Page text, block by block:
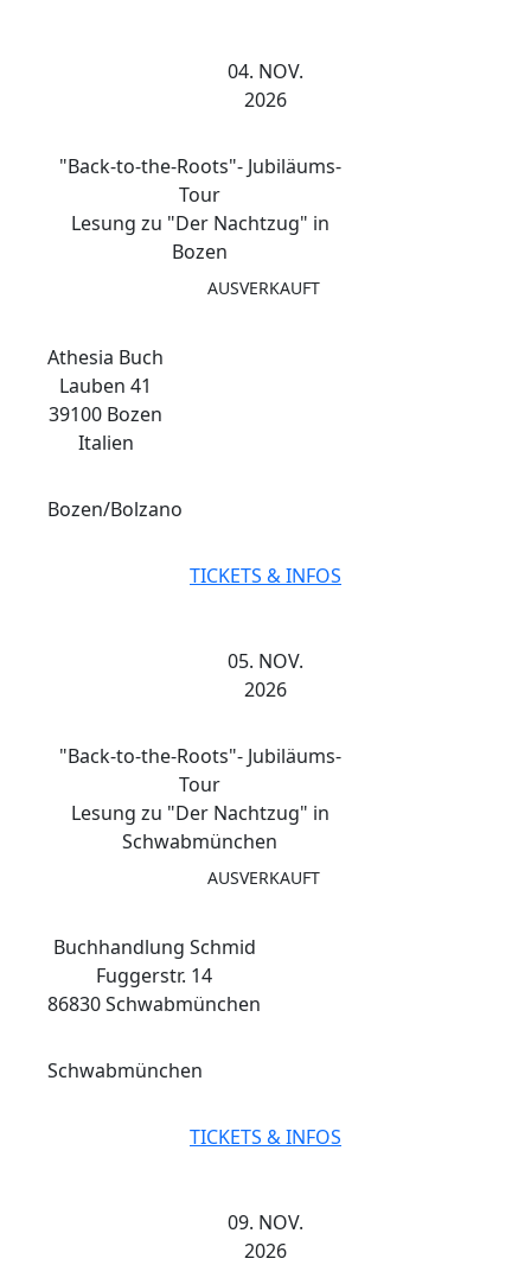
04. NOV.
2026
"Back-to-the-Roots"- Jubiläums-
Tour
Lesung zu "Der Nachtzug" in
Bozen
AUSVERKAUFT
Athesia Buch
Lauben 41
39100 Bozen
Italien
Bozen/Bolzano
TICKETS & INFOS
05. NOV.
2026
"Back-to-the-Roots"- Jubiläums-
Tour
Lesung zu "Der Nachtzug" in
Schwabmünchen
AUSVERKAUFT
Buchhandlung Schmid
Fuggerstr. 14
86830 Schwabmünchen
Schwabmünchen
TICKETS & INFOS
09. NOV.
2026